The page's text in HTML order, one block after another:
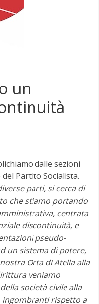
un
dalle sezioni
Partito Socialista.
parti, si cerca di
che stiamo portando
centrata
discontinuità, e
pseudo-
un sistema di potere,
Orta di Atella alla
veniamo
società civile alla
ingombranti rispetto a